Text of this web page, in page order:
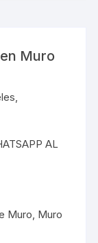
Muro
AL
Muro Muro